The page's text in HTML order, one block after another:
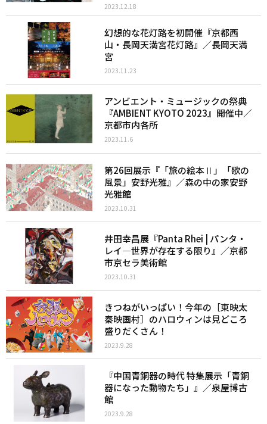
2023.12.18
幻想的な花灯路を初開催『京都西
山・長岡天満宮花灯路』／長岡天満
宮
2023.11.23
アンビエント・ミュージックの祭典
『AMBIENT KYOTO 2023』開催中／
京都市内各所
2023.11.6
第26回展示『「旅の絵本Ⅱ」「歌の
風景」安野光雅』／森の中の家安野
光雅館
2023.10.31
井田幸昌展『Panta Rhei | パンタ・
レイ—世界が存在する限り』／京都
市京セラ美術館
2023.10.31
きつねがいっぱい！今年の［東映太
秦映画村］のハロウィンは見どころ
盛りだくさん！
2023.9.28
『中国青銅器の時代 特集展示「青銅
器になった動物たち」』／泉屋博古
館
2023.9.28